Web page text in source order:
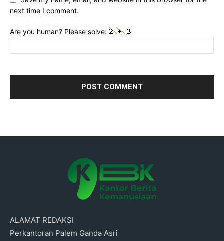
next time I comment.
Are you human? Please solve:
ALAMAT REDAKSI
Perkantoran Palem Ganda Asri